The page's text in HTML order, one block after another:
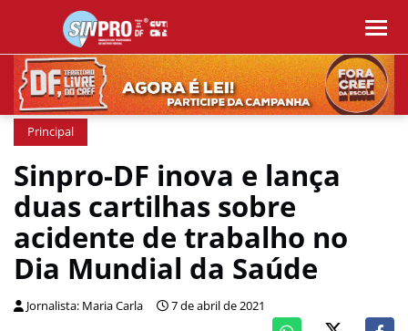
Principal
Sinpro-DF inova e lança
duas cartilhas sobre
acidente de trabalho no
Dia Mundial da Saúde
Jornalista: Maria Carla 7 de abril de 2021